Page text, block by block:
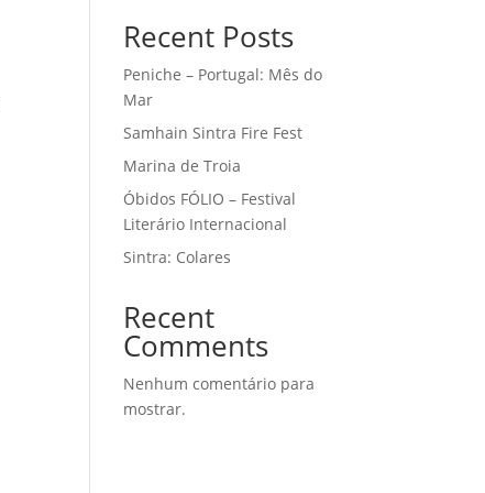
Recent Posts
Peniche – Portugal: Mês do
Mar
Samhain Sintra Fire Fest
Marina de Troia
Óbidos FÓLIO – Festival
Literário Internacional
Sintra: Colares
Recent
Comments
Nenhum comentário para
mostrar.